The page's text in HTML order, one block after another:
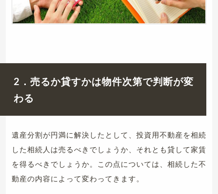
2．売るか貸すかは物件次第で判断が変
わる
遺産分割が円満に解決したとして、投資用不動産を相続
した相続人は売るべきでしょうか、それとも貸して家賃
を得るべきでしょうか。この点については、相続した不
動産の内容によって変わってきます。